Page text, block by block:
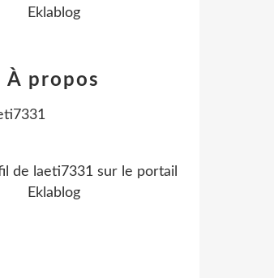
Eklablog
À propos
de laeti7331sur le portail
Eklablog